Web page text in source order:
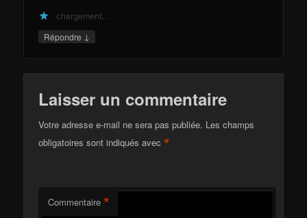
chargement…
Répondre ↓
Laisser un commentaire
Votre adresse e-mail ne sera pas publiée. Les champs
obligatoires sont indiqués avec*
Commentaire *